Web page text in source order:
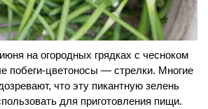
на огородных грядках с чесноком
побеги-цветоносы — стрелки. Многие
что эту пикантную зелень
для приготовления пищи.